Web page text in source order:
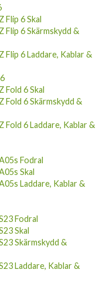
Flip 6 Skal
Flip 6 Skärmskydd &
Flip 6 Laddare, Kablar &
Fold 6 Skal
Fold 6 Skärmskydd &
Fold 6 Laddare, Kablar &
Fodral
Skal
Laddare, Kablar &
Fodral
Skal
Skärmskydd &
Laddare, Kablar &